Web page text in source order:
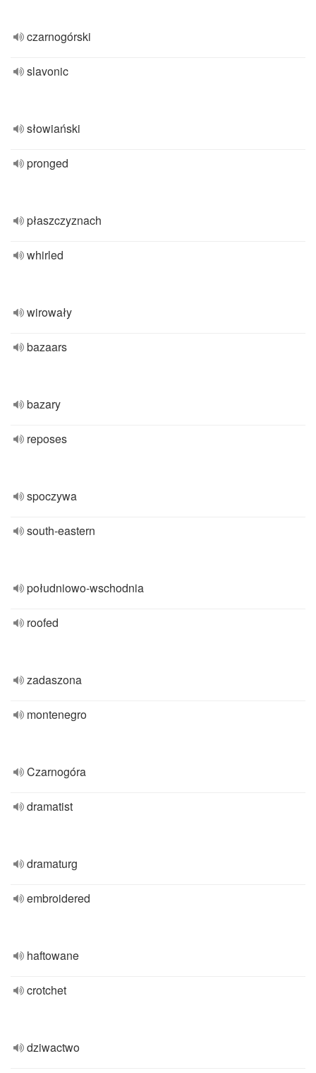
czarnogórski
slavonic
słowiański
pronged
płaszczyznach
whirled
wirowały
bazaars
bazary
reposes
spoczywa
south-eastern
południowo-wschodnia
roofed
zadaszona
montenegro
Czarnogóra
dramatist
dramaturg
embroidered
haftowane
crotchet
dziwactwo